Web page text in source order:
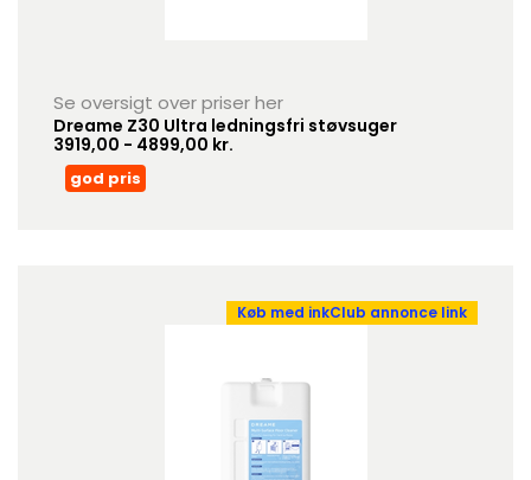
Se oversigt over priser her
Dreame Z30 Ultra ledningsfri støvsuger
3919,00 - 4899,00 kr.
god pris
Køb med inkClub annonce link